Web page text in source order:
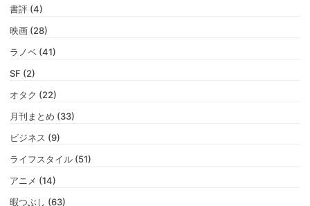
書評 (4)
映画 (28)
ラノベ (41)
SF (2)
オタク (22)
月刊まとめ (33)
ビジネス (9)
ライフスタイル (51)
アニメ (14)
暇つぶし (63)